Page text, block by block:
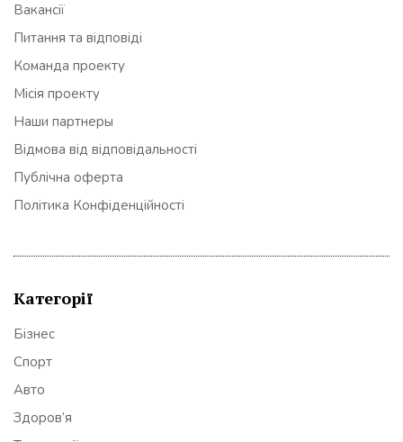
Вакансії
Питання та відповіді
Команда проекту
Місія проекту
Наши партнеры
Відмова від відповідальності
Публічна оферта
Політика Конфіденційності
Категорії
Бізнес
Спорт
Авто
Здоров’я